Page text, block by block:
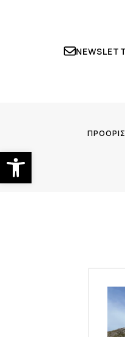
Ανοίξτε τη γραμμή εργαλείων